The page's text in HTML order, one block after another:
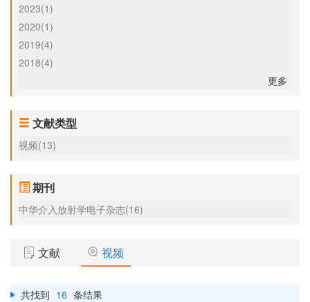
2023(1)
2020(1)
2019(4)
2018(4)
更多
文献类型
视频(13)
期刊
中华介入放射学电子杂志(16)
文献 视频
共找到 16 条结果